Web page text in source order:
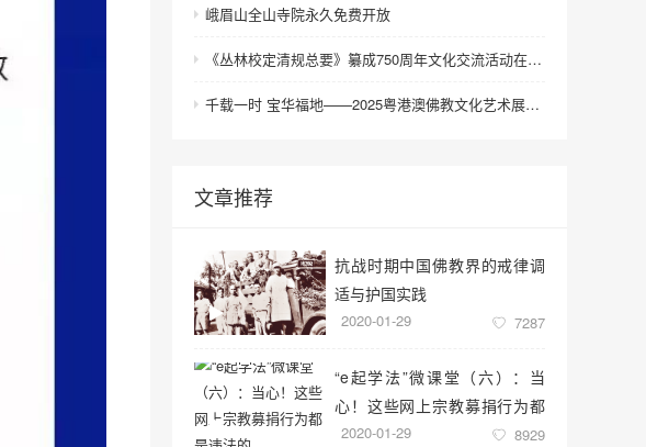
峨眉山全山寺院永久免费开放
《丛林校定清规总要》纂成750周年文化交流活动在浙江金华举行
千载一时 宝华福地——2025粤港澳佛教文化艺术展在港澳成功举办
文章推荐
抗战时期中国佛教界的戒律调
适与护国实践
2020-01-29 7287
“e起学法”微课堂（六）：当
心！这些网上宗教募捐行为都
是违法的
2020-01-29 8929